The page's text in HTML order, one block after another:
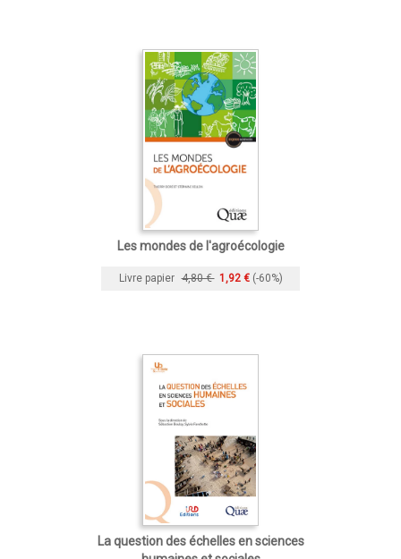
Les mondes de l'agroécologie
Livre papier 4,80 € 1,92 € (-60%)
La question des échelles en sciences